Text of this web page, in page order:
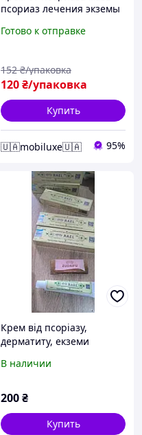
псориаз лечения экземы
Це Дермик
Готово к отправке
120₴/упаковка
152 ₴/упаковка
Купить
🇺🇦mobiluxe🇺🇦 95%
Крем від псоріазу,
дерматиту, екземи
В наличии
200₴
Купить